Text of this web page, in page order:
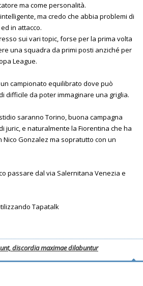
ma come personalità.
ma credo che abbia problemi di
in attacco.
sui vari topic, forse per la prima volta
una squadra da primi posti anziché per
League.
campionato equilibrato dove può
difficile da poter immaginare una griglia.
saranno Torino, buona campagna
juric, e naturalmente la Fiorentina che ha
Gonzalez ma sopratutto con un
passare dal via Salernitana Venezia e
Tapatalk
discordia maximae dilabuntur